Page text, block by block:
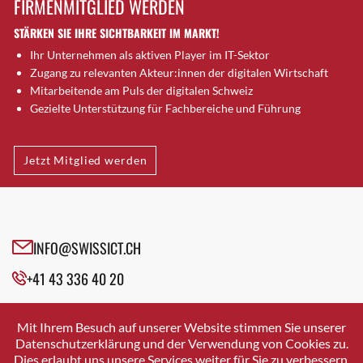
Brugg AG
Brütten
Bubendorf
Bubikon
Buchs (SG)
Bäretswil
Bülach
Cazis
Crissier
Davos Platz
Dierikon
Dietikon
FIRMENMITGLIED WERDEN
STÄRKEN SIE IHRE SICHTBARKEIT IM MARKT!
Ihr Unternehmen als aktiven Player im IT-Sektor
Zugang zu relevanten Akteur:innen der digitalen Wirtschaft
Mitarbeitende am Puls der digitalen Schweiz
Gezielte Unterstützung für Fachbereiche und Führung
Jetzt Mitglied werden
INFO@SWISSICT.CH
+41 43 336 40 20
SWISSICT
VULKANSTRASSE 120
8048 ZURICH
Mit Ihrem Besuch auf unserer Website stimmen Sie unserer
Datenschutzerklärung und der Verwendung von Cookies zu.
Dies erlaubt uns unsere Services weiter für Sie zu verbessern.